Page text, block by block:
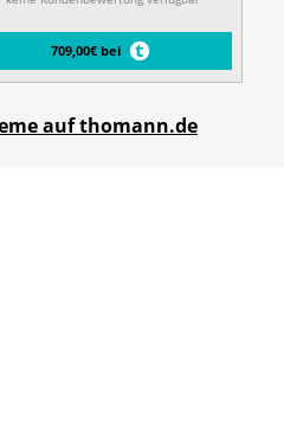
709,00€ bei
auf thomann.de